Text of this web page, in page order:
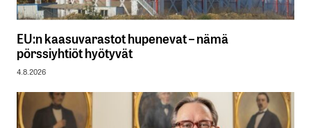
EU:n kaasuvarastot hupenevat – nämä
pörssiyhtiöt hyötyvät
4.8.2026